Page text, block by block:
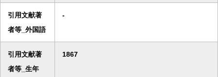
引用文献著
者等_外国語
-
引用文献著
者等_生年
1867